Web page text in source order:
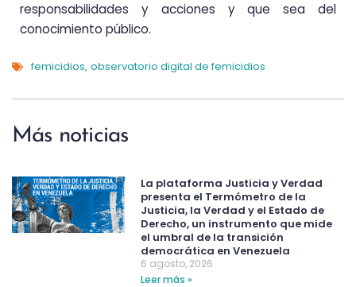
responsabilidades y acciones y que sea del
conocimiento público.
femicidios, observatorio digital de femicidios
Más noticias
La plataforma Justicia y Verdad
presenta el Termómetro de la
Justicia, la Verdad y el Estado de
Derecho, un instrumento que mide
el umbral de la transición
democrática en Venezuela
6 agosto, 2026
Leer más »